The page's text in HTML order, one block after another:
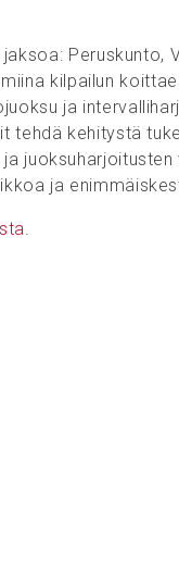
Peruskunto,
kilpailun
ja
tehdä kehitystä
juoksuharjoitusten
ja
.